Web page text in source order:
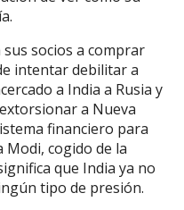
socios a comprar
intentar debilitar a
a India a Rusia y
a Nueva
financiero para
cogido de la
que India ya no
tipo de presión.